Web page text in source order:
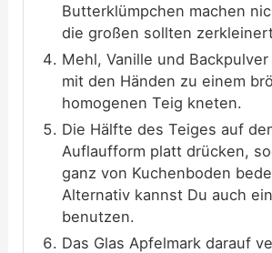
Butterklümpchen machen
die großen sollten
Mehl, Vanille und
mit den Händen zu einem
homogenen Teig kneten.
Die Hälfte des Teiges auf
Auflaufform platt drücken,
ganz von Kuchenboden
Alternativ kannst Du auch
benutzen.
Das Glas Apfelmark darauf